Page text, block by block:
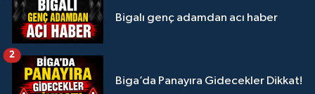
Bigalı genç adamdan acı haber
Biga’da Panayıra Gidecekler Dikkat!
2